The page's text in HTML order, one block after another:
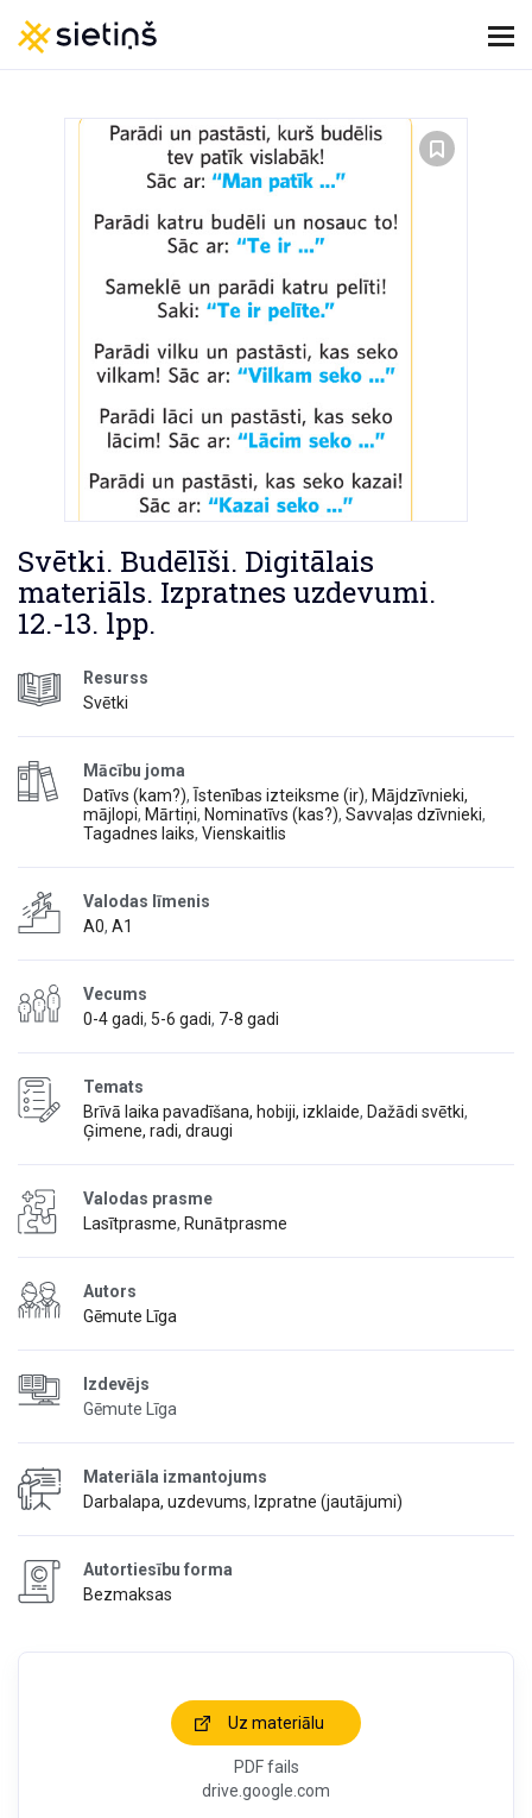
Svētki. Budēlīši. Digitālais
materiāls. Izpratnes uzdevumi.
12.-13. lpp.
Resurss
Svētki
Mācību joma
Datīvs (kam?), Īstenības izteiksme (ir), Mājdzīvnieki,
mājlopi, Mārtiņi, Nominatīvs (kas?), Savvaļas dzīvnieki,
Tagadnes laiks, Vienskaitlis
Valodas līmenis
A0, A1
Vecums
0-4 gadi, 5-6 gadi, 7-8 gadi
Temats
Brīvā laika pavadīšana, hobiji, izklaide, Dažādi svētki,
Ģimene, radi, draugi
Valodas prasme
Lasītprasme, Runātprasme
Autors
Gēmute Līga
Izdevējs
Gēmute Līga
Materiāla izmantojums
Darbalapa, uzdevums, Izpratne (jautājumi)
Autortiesību forma
Bezmaksas
Uz materiālu
PDF fails
drive.google.com